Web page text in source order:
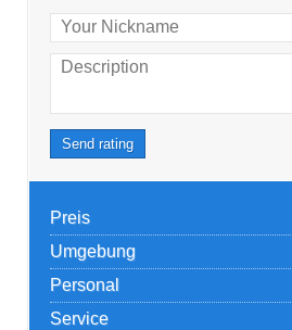
Your Nickname
Description
Send rating
Preis
Umgebung
Personal
Service